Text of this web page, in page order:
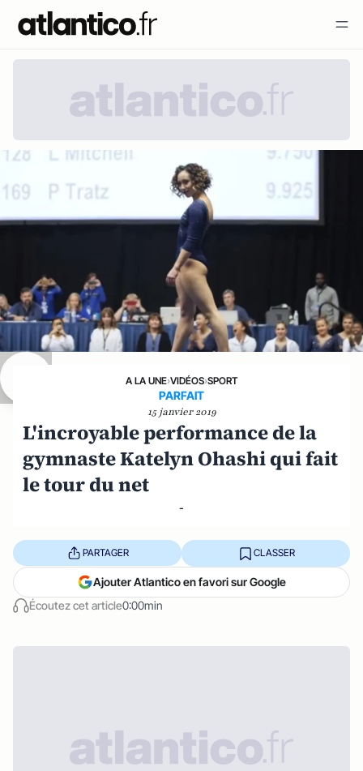
A LA UNE›VIDÉOS›SPORT
PARFAIT
15 janvier 2019
L'incroyable performance de la
gymnaste Katelyn Ohashi qui fait
le tour du net
-
Écoutez cet article0:00min
PARTAGER CLASSER
Ajouter Atlantico en favori sur Google